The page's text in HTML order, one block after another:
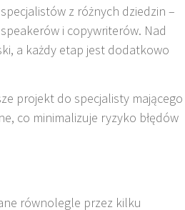
z różnych dziedzin –
i copywriterów. Nad
a każdy etap jest dodatkowo
projekt do specjalisty mającego
co minimalizuje ryzyko błędów
równolegle przez kilku